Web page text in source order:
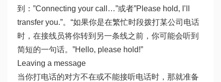
到：”Connecting your call…”或者”Please hold, I’ll
transfer you.”。“如果你是在繁忙时段拨打某公司电话
时，在接线员将你转到另一条线之前，你可能会听到
简短的一句话。”Hello, please hold!”
Leaving a message
当你打电话的对方不在或不能接听电话时，那就准备